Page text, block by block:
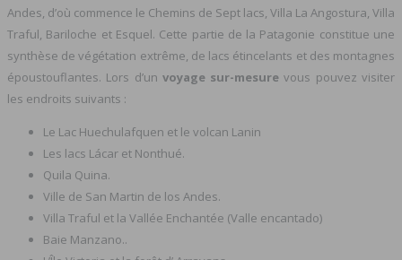
Andes, d’où commence le Chemins de Sept lacs, Villa La Angostura, Villa
Traful, Bariloche et Esquel. Cette partie de la Patagonie constitue une
synthèse de végétation extrême, de lacs étincelants et des montagnes
époustouflantes. Lors d’un voyage sur-mesure vous pouvez visiter
les endroits suivants :
Le Lac Huechulafquen et le volcan Lanin
Les lacs Lácar et Nonthué.
Quila Quina.
Ville de San Martin de los Andes.
Villa Traful et la Vallée Enchantée (Valle encantado)
Baie Manzano..